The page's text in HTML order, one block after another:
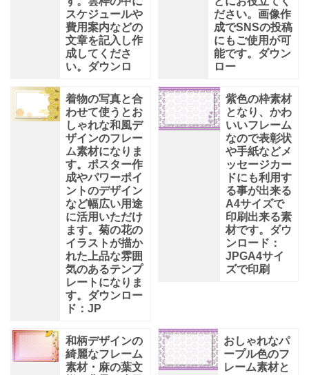
スケジュールや
費用案内などの
文章を記入し作
成してくださ
い。ダウンロ
ださい。画像作
成でSNSの投稿
にもご使用が可
能です。ダウン
ロー
着物の写真と合
わせて使うとお
しゃれな和風デ
ザインのフレー
ム素材になりま
す。ポスター作
成やパワーポイ
ントのデザイン
など幅広い用途
に活用いただけ
ます。菊の花の
イラストが描か
れた上品な雰囲
気のあるテンプ
レートになりま
す。ダウンロー
ド：JP
紫色の枠素材
となり、かわ
いいフレーム
なので表彰状
や手紙などメ
ッセージカー
ドにも利用す
る事が出来る
A4サイズで
印刷出来る素
材です。ダウ
ンロード：
JPGA4サイ
ズで印刷
和柄デザインの
綺麗なフレーム
素材・麻の葉文
おしゃれなパ
ープル色のフ
レーム素材と